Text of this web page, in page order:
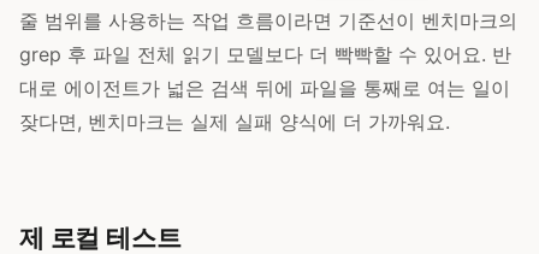
줄 범위를 사용하는 작업 흐름이라면 기준선이 벤치마크의
grep 후 파일 전체 읽기 모델보다 더 빡빡할 수 있어요. 반
대로 에이전트가 넓은 검색 뒤에 파일을 통째로 여는 일이
잦다면, 벤치마크는 실제 실패 양식에 더 가까워요.
제 로컬 테스트